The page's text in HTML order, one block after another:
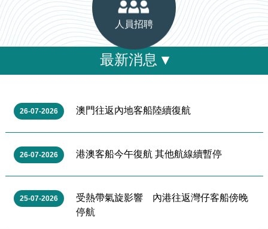
人員招聘
最新消息 ▾
26-07-2026 澳門往返內地客船陸續復航
26-07-2026 港澳客船今午復航 其他航線續暫停
25-07-2026
受熱帶氣旋影響 內港往返灣仔客船傍晚
停航